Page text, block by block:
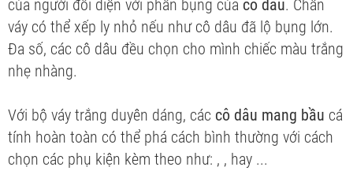
của người đối diện với phần bụng của cô dâu. Chân
váy có thể xếp ly nhỏ nếu như cô dâu đã lộ bụng lớn.
Đa số, các cô dâu đều chọn cho mình chiếc màu trắng
nhẹ nhàng.
Với bộ váy trắng duyên dáng, các cô dâu mang bầu cá
tính hoàn toàn có thể phá cách bình thường với cách
chọn các phụ kiện kèm theo như: , , hay ...